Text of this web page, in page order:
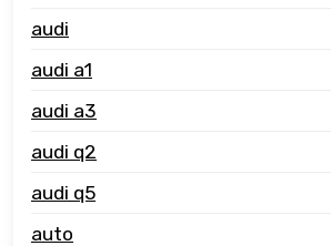
audi
audi a1
audi a3
audi q2
audi q5
auto